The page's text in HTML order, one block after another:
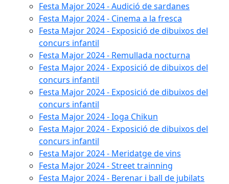
Festa Major 2024 - Audició de sardanes
Festa Major 2024 - Cinema a la fresca
Festa Major 2024 - Exposició de dibuixos del
concurs infantil
Festa Major 2024 - Remullada nocturna
Festa Major 2024 - Exposició de dibuixos del
concurs infantil
Festa Major 2024 - Exposició de dibuixos del
concurs infantil
Festa Major 2024 - Ioga Chikun
Festa Major 2024 - Exposició de dibuixos del
concurs infantil
Festa Major 2024 - Meridatge de vins
Festa Major 2024 - Street trainning
Festa Major 2024 - Berenar i ball de jubilats